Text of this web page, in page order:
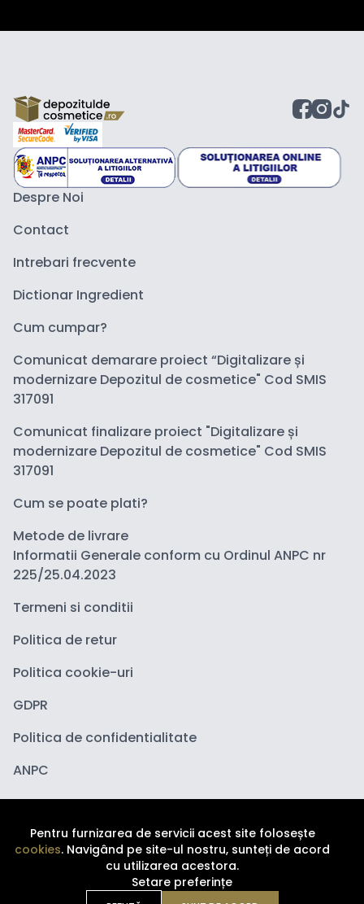
Despre Noi
Contact
Intrebari frecvente
Dictionar Ingredient
Cum cumpar?
Comunicat demarare proiect “Digitalizare și
modernizare Depozitul de cosmetice" Cod SMIS
317091
Comunicat finalizare proiect "Digitalizare și
modernizare Depozitul de cosmetice" Cod SMIS
317091
Cum se poate plati?
Metode de livrare
Informatii Generale conform cu Ordinul ANPC nr
225/25.04.2023
Termeni si conditii
Politica de retur
Politica cookie-uri
GDPR
Politica de confidentialitate
ANPC
Copyright ©2026Depozituldecosmetice.ro. Toate
Pentru furnizarea de servicii acest site folosește
cookies. Navigând pe site-ul nostru, sunteți de acord
cu utilizarea acestora.
Setare preferințe